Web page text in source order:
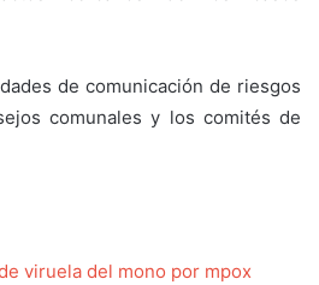
de comunicación de riesgos
comunales y los comités de
viruela del mono por mpox